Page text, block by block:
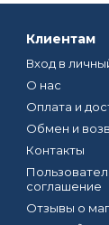
Клиентам
Вход в
О нас
Оплата и
Обмен и
Контакты
соглашение
Отзывы о